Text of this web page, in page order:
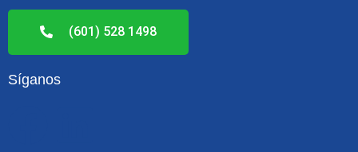
(601) 528 1498
Síganos